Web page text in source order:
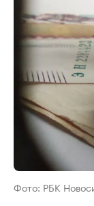
Фото: РБК